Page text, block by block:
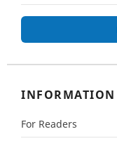
INFORMATION
For Readers